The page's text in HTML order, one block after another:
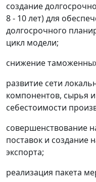
создание
8 - 10 лет) для
долгосрочного
цикл модели;
снижение
развитие сети
компонентов, сырья
себестоимости
совершенствование
поставок и создание
экспорта;
реализация пакета